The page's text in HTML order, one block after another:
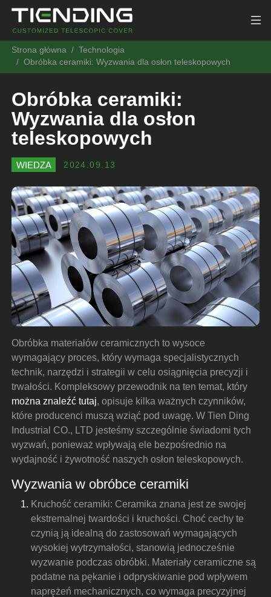
Strona główna
Technologia
Obróbka ceramiki: Wyzwania dla osłon teleskopowych
Obróbka ceramiki:
Wyzwania dla osłon
teleskopowych
2024.09.13
WIEDZA
Obróbka materiałów ceramicznych to wysoce
wymagający proces, który wymaga specjalistycznych
technik, narzędzi i strategii w celu osiągnięcia precyzji i
trwałości. Kompleksowy przewodnik na ten temat, który
można znaleźć tutaj, opisuje kilka ważnych czynników,
które producenci muszą wziąć pod uwagę. W Tien Ding
Industrial CO., LTD jesteśmy szczególnie świadomi tych
wyzwań, ponieważ wpływają ele bezpośrednio na
wydajność i żywotność naszych osłon teleskopowych.
Wyzwania w obróbce ceramiki
Kruchość ceramiki: Ceramika znana jest ze swojej
ekstremalnej twardości i kruchości. Choć cechy te
czynią ją idealną do zastosowań wymagających
wysokiej wytrzymałości, stanowią jednocześnie
wyzwanie podczas obróbki. Materiały ceramiczne są
podatne na pękanie i odpryskiwanie pod wpływem
naprężeń mechanicznych, co wymaga precyzyjnej